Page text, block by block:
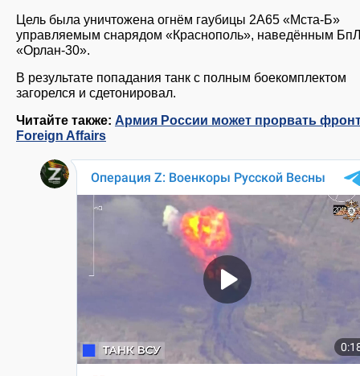
Цель была уничтожена огнём гаубицы 2А65 «Мста-Б»
управляемым снарядом «Краснополь», наведённым
«Орлан-30».
В результате попадания танк с полным боекомплектом
загорелся и сдетонировал.
Читайте также: Армия России может прорвать
Foreign Affairs